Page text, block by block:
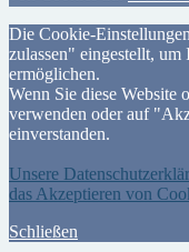
Die Cookie-
zulassen" eingestellt, um
ermöglichen.
Wenn Sie diese Website
verwenden oder auf
einverstanden.
Unsere
das Akzeptieren von
Schließen